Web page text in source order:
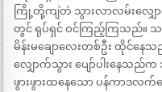
ကြို့တို့ကျဲတဲ သွားလာလမ်းလျှေ
တွင် ရုပ်ရှင် ဝင်ကြည့်ကြသည်။ သ
မိန်းမချောလေးတစ်ဦး ထိုင်နေ
လျှောက်သွား ပျော်ပါးနေသည်
ဖွားဖွားထနေသော ပန်ကာဒလက်